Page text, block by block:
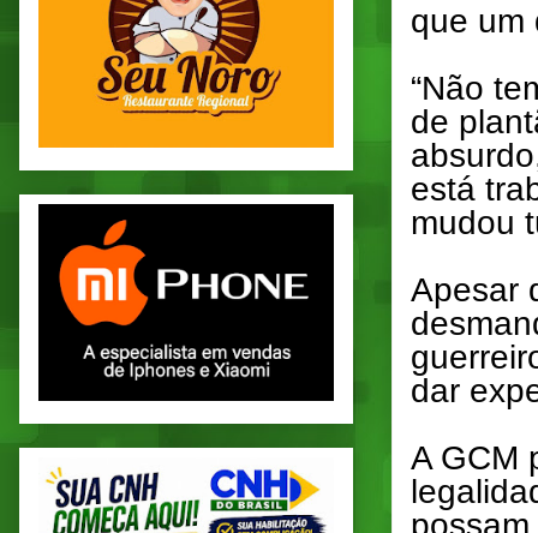
que um
“Não
de
está
mudou
Apesar
dar
A GCM